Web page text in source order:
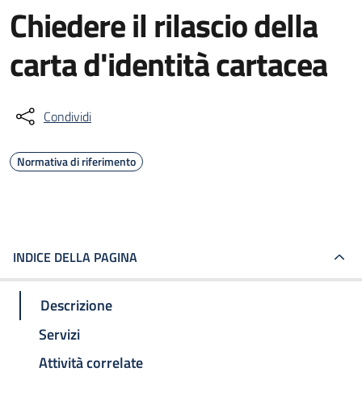
Chiedere il rilascio della
carta d'identità cartacea
Condividi
Normativa di riferimento
INDICE DELLA PAGINA
Descrizione
Servizi
Attività correlate